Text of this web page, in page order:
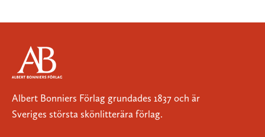
Albert Bonniers Förlag grundades 1837 och är
Sveriges största skönlitterära förlag.